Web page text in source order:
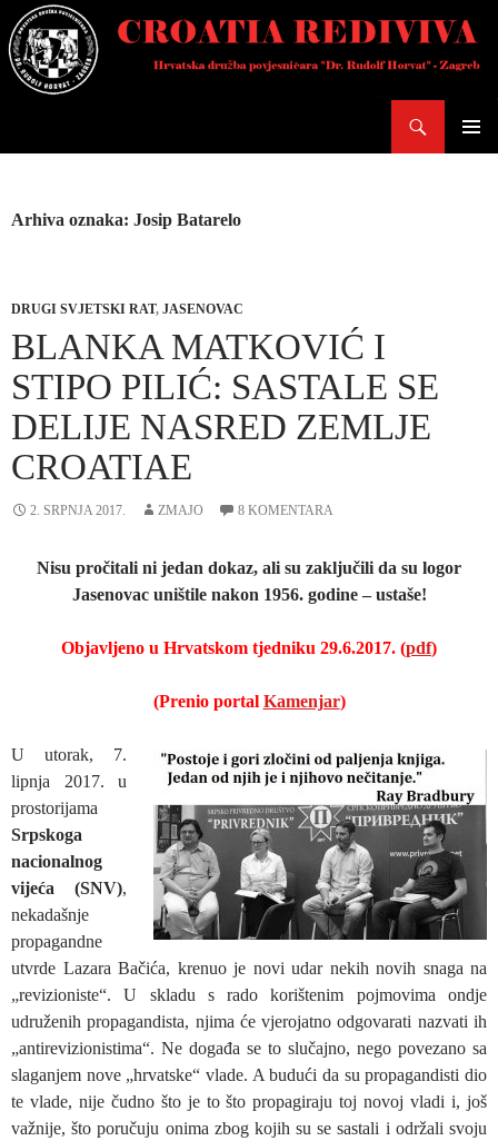
Skoči
do
sadržaja
Arhiva oznaka: Josip Batarelo
DRUGI SVJETSKI RAT, JASENOVAC
BLANKA MATKOVIĆ I
STIPO PILIĆ: SASTALE SE
DELIJE NASRED ZEMLJE
CROATIAE
2. SRPNJA 2017. ZMAJO 8 KOMENTARA
Nisu pročitali ni jedan dokaz, ali su zaključili da su logor
Jasenovac uništile nakon 1956. godine – ustaše!
Objavljeno u Hrvatskom tjedniku 29.6.2017. (pdf)
(Prenio portal Kamenjar)
U utorak, 7.
lipnja 2017. u
prostorijama
Srpskoga
nacionalnog
vijeća (SNV),
nekadašnje
propagandne
utvrde Lazara Bačića, krenuo je novi udar nekih novih snaga na
„revizioniste“. U skladu s rado korištenim pojmovima ondje
udruženih propagandista, njima će vjerojatno odgovarati nazvati ih
„antirevizionistima“. Ne događa se to slučajno, nego povezano sa
slaganjem nove „hrvatske“ vlade. A budući da su propagandisti dio
te vlade, nije čudno što je to što propagiraju toj novoj vladi i, još
važnije, što poručuju onima zbog kojih su se sastali i održali svoju